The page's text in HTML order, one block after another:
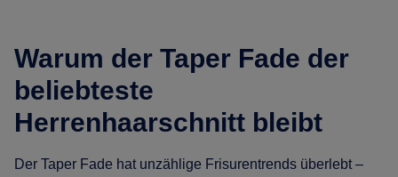
Warum der Taper Fade der
beliebteste
Herrenhaarschnitt bleibt
Der Taper Fade hat unzählige Frisurentrends überlebt –